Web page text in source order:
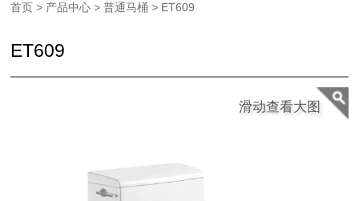
首页 > 产品中心 > 普通马桶 > ET609
ET609
滑动查看大图